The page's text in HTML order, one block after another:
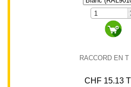
RACCORD EN T
CHF 15.13